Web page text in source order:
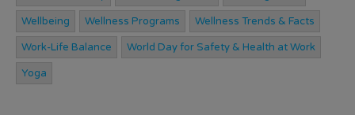
Wellbeing Wellness Programs Wellness Trends & Facts
Work-Life Balance World Day for Safety & Health at Work
Yoga